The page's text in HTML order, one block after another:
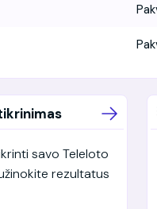
savo Teleloto
rezultatus